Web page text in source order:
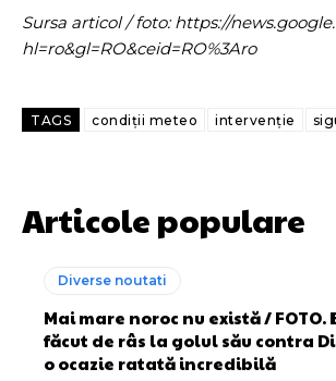
Sursa articol / foto: https://
hl=ro&gl=RO&ceid=RO%3Aro
TAGS condiții meteo intervenție
Articole populare
Diverse noutati
Mai mare noroc nu există /
făcut de râs la golul său contra
o ocazie ratată incredibilă